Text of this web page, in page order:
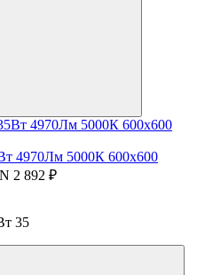
4970Лм 5000К 600х600
2 892 ₽
35